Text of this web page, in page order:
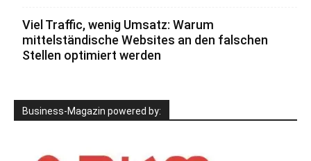
Viel Traffic, wenig Umsatz: Warum
mittelständische Websites an den falschen
Stellen optimiert werden
Business-Magazin powered by: